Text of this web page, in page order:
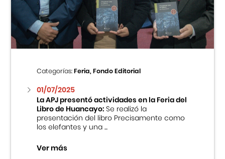
Centro Cultural Peruano Japonés
Cursos
Museo de la Inmigración Japonesa
Fondo Editorial
Teatro Peruano Japonés
Categorías:Feria, Fondo Editorial
01/07/2025
La APJ presentó actividades en la Feria del
Libro de Huancayo:Se realizó la
presentación del libro Precisamente como
los elefantes y una ...
Ver más